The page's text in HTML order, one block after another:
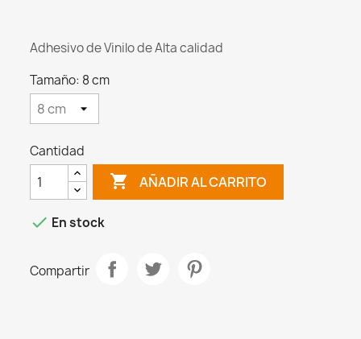
Adhesivo de Vinilo de Alta calidad
Tamaño: 8 cm
Cantidad
 AÑADIR AL CARRITO
 En stock
Compartir